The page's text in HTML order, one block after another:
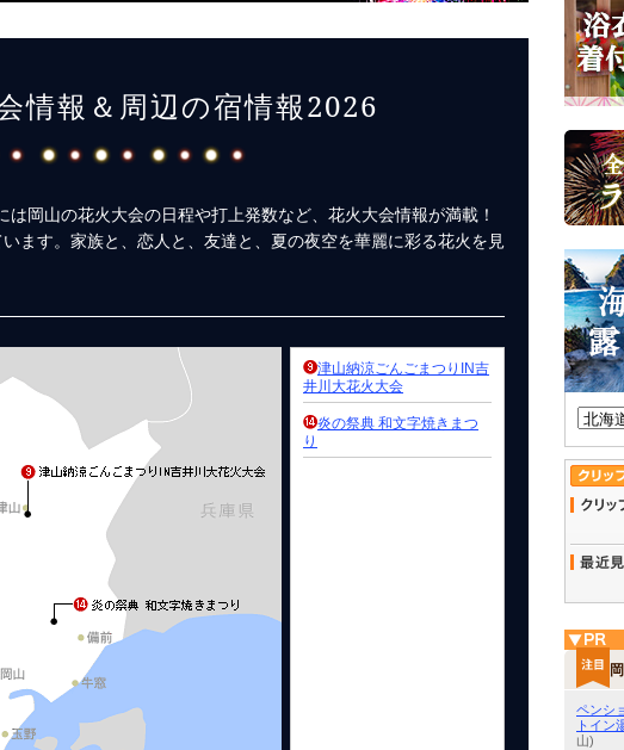
情報＆周辺の宿情報2026
岡山の花火大会の日程や打上発数など、花火大会情報が満載！
ます。家族と、恋人と、友達と、夏の夜空を華麗に彩る花火を見
津山納涼ごんごまつりIN吉
井川大花火大会
炎の祭典 和文字焼きまつ
り
ペンシ
トイン
山)